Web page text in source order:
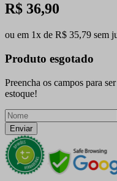
R$ 36,90
ou em 1x de R$ 35,79 sem
Produto esgotado
Preencha os campos para
estoque!
Enviar